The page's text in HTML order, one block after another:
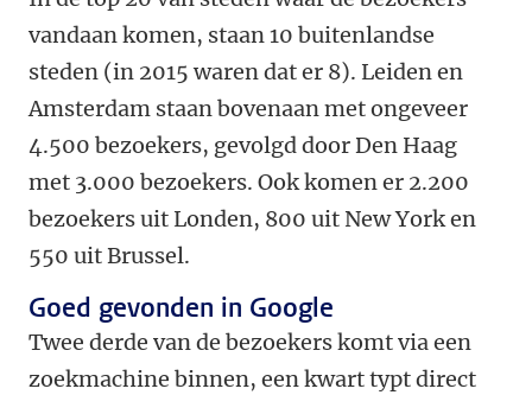
vandaan komen, staan 10 buitenlandse
steden (in 2015 waren dat er 8). Leiden en
Amsterdam staan bovenaan met ongeveer
4.500 bezoekers, gevolgd door Den Haag
met 3.000 bezoekers. Ook komen er 2.200
bezoekers uit Londen, 800 uit New York en
550 uit Brussel.
Goed gevonden in Google
Twee derde van de bezoekers komt via een
zoekmachine binnen, een kwart typt direct